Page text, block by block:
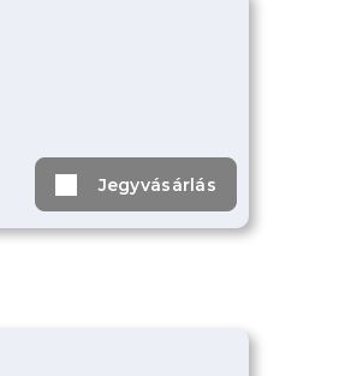
Jegyvásárlás